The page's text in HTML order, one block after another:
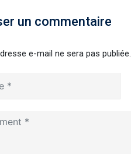
un commentaire
e-mail ne sera pas publiée.